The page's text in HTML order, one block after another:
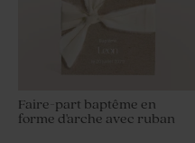
Faire-part baptême en
forme d'arche avec ruban